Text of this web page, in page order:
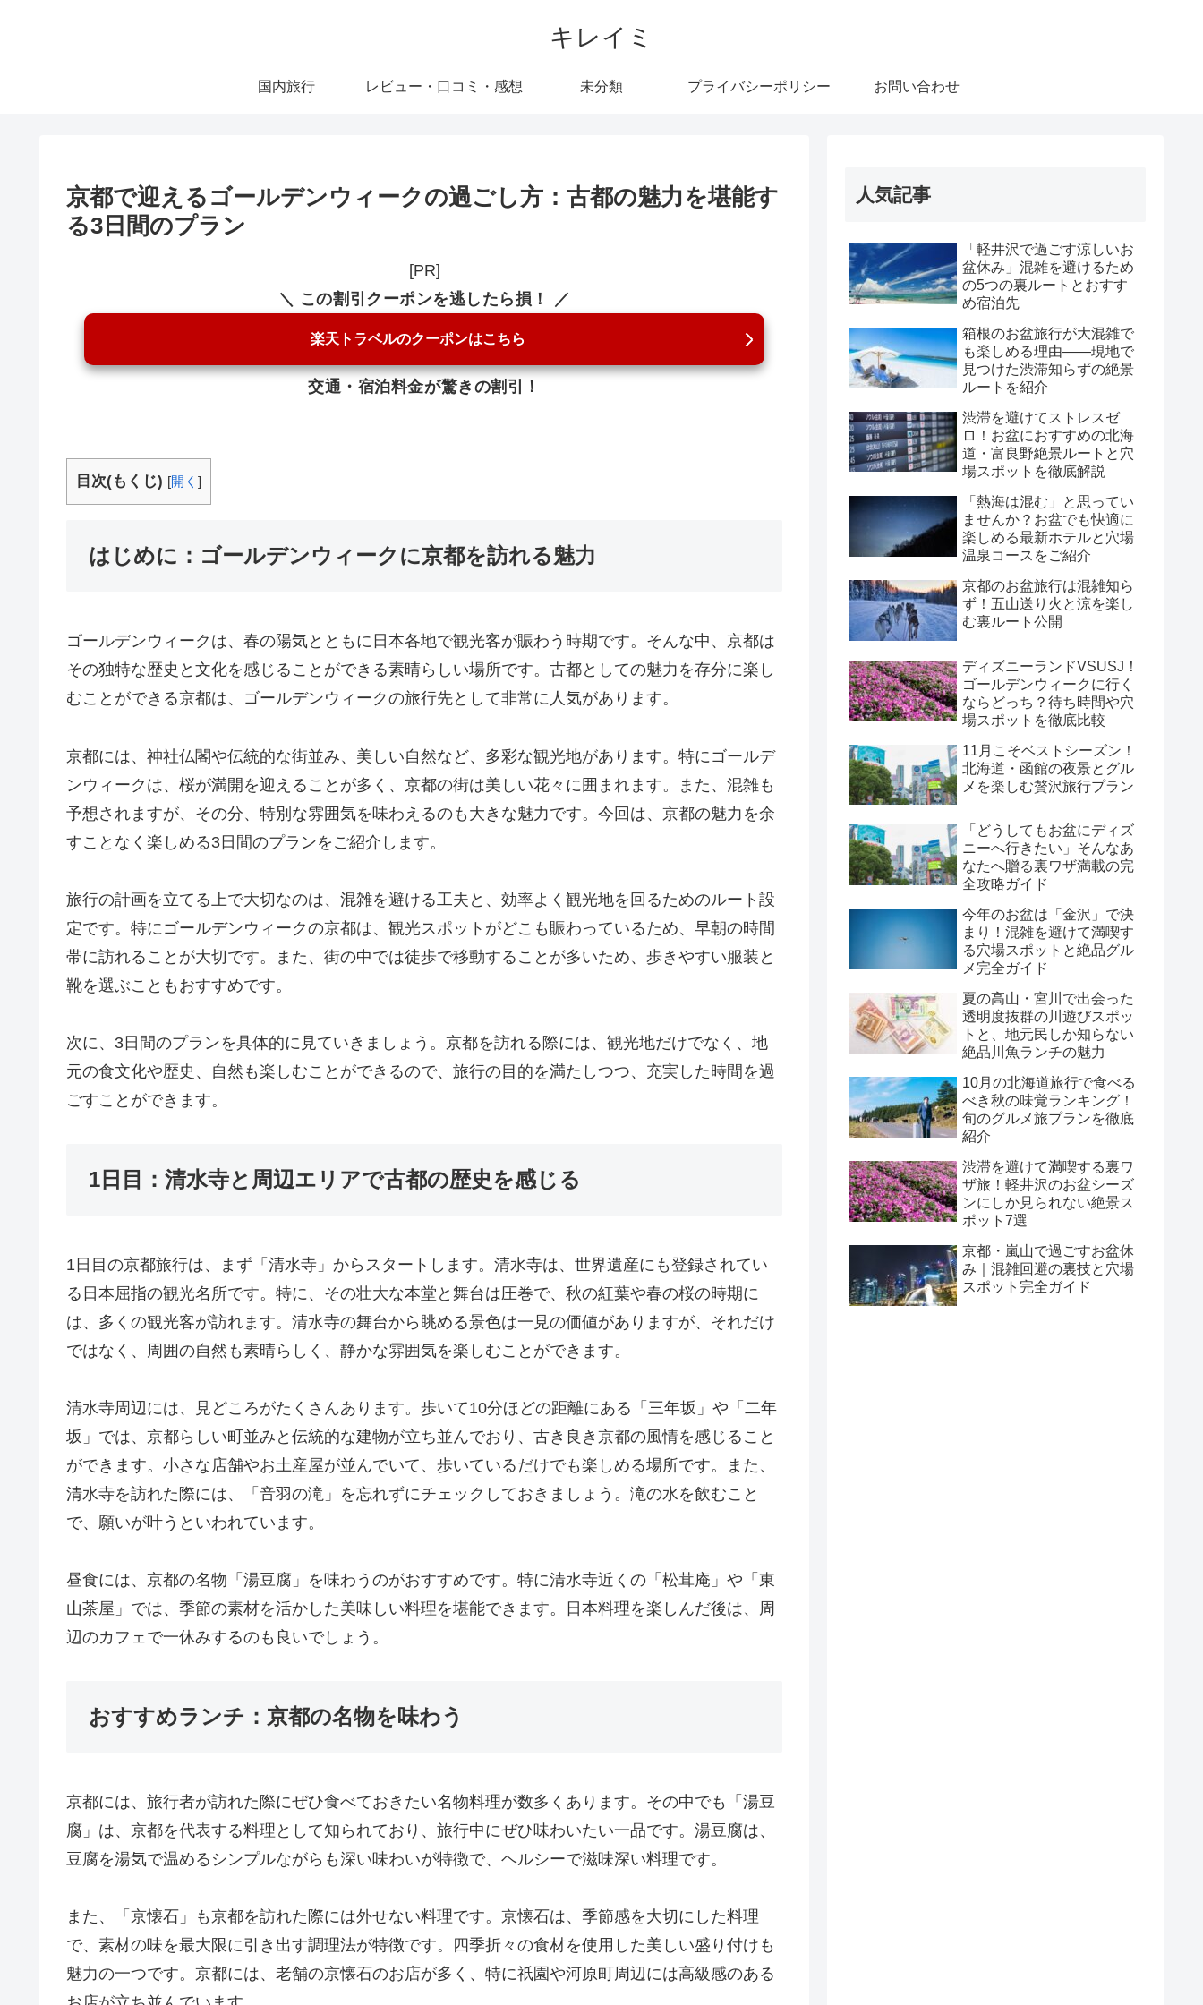
キレイミ
国内旅行 レビュー・口コミ・感想 未分類 プライバシーポリシー お問い合わせ
京都で迎えるゴールデンウィークの過ごし方：古都の魅力を堪能す
る3日間のプラン
[PR]
＼ この割引クーポンを逃したら損！ ／
楽天トラベルのクーポンはこちら
交通・宿泊料金が驚きの割引！
目次(もくじ) [開く ]
はじめに：ゴールデンウィークに京都を訪れる魅力
ゴールデンウィークは、春の陽気とともに日本各地で観光客が賑わう時期です。そんな中、京都は
その独特な歴史と文化を感じることができる素晴らしい場所です。古都としての魅力を存分に楽し
むことができる京都は、ゴールデンウィークの旅行先として非常に人気があります。
京都には、神社仏閣や伝統的な街並み、美しい自然など、多彩な観光地があります。特にゴールデ
ンウィークは、桜が満開を迎えることが多く、京都の街は美しい花々に囲まれます。また、混雑も
予想されますが、その分、特別な雰囲気を味わえるのも大きな魅力です。今回は、京都の魅力を余
すことなく楽しめる3日間のプランをご紹介します。
旅行の計画を立てる上で大切なのは、混雑を避ける工夫と、効率よく観光地を回るためのルート設
定です。特にゴールデンウィークの京都は、観光スポットがどこも賑わっているため、早朝の時間
帯に訪れることが大切です。また、街の中では徒歩で移動することが多いため、歩きやすい服装と
靴を選ぶこともおすすめです。
次に、3日間のプランを具体的に見ていきましょう。京都を訪れる際には、観光地だけでなく、地
元の食文化や歴史、自然も楽しむことができるので、旅行の目的を満たしつつ、充実した時間を過
ごすことができます。
1日目：清水寺と周辺エリアで古都の歴史を感じる
1日目の京都旅行は、まず「清水寺」からスタートします。清水寺は、世界遺産にも登録されてい
る日本屈指の観光名所です。特に、その壮大な本堂と舞台は圧巻で、秋の紅葉や春の桜の時期に
は、多くの観光客が訪れます。清水寺の舞台から眺める景色は一見の価値がありますが、それだけ
ではなく、周囲の自然も素晴らしく、静かな雰囲気を楽しむことができます。
清水寺周辺には、見どころがたくさんあります。歩いて10分ほどの距離にある「三年坂」や「二年
坂」では、京都らしい町並みと伝統的な建物が立ち並んでおり、古き良き京都の風情を感じること
ができます。小さな店舗やお土産屋が並んでいて、歩いているだけでも楽しめる場所です。また、
清水寺を訪れた際には、「音羽の滝」を忘れずにチェックしておきましょう。滝の水を飲むこと
で、願いが叶うといわれています。
昼食には、京都の名物「湯豆腐」を味わうのがおすすめです。特に清水寺近くの「松茸庵」や「東
山茶屋」では、季節の素材を活かした美味しい料理を堪能できます。日本料理を楽しんだ後は、周
辺のカフェで一休みするのも良いでしょう。
おすすめランチ：京都の名物を味わう
京都には、旅行者が訪れた際にぜひ食べておきたい名物料理が数多くあります。その中でも「湯豆
腐」は、京都を代表する料理として知られており、旅行中にぜひ味わいたい一品です。湯豆腐は、
豆腐を湯気で温めるシンプルながらも深い味わいが特徴で、ヘルシーで滋味深い料理です。
また、「京懐石」も京都を訪れた際には外せない料理です。京懐石は、季節感を大切にした料理
で、素材の味を最大限に引き出す調理法が特徴です。四季折々の食材を使用した美しい盛り付けも
魅力の一つです。京都には、老舗の京懐石のお店が多く、特に祇園や河原町周辺には高級感のある
人気記事
「軽井沢で過ごす涼しいお
盆休み」混雑を避けるため
の5つの裏ルートとおすす
め宿泊先
箱根のお盆旅行が大混雑で
も楽しめる理由――現地で
見つけた渋滞知らずの絶景
ルートを紹介
渋滞を避けてストレスゼ
ロ！お盆におすすめの北海
道・富良野絶景ルートと穴
場スポットを徹底解説
「熱海は混む」と思ってい
ませんか？お盆でも快適に
楽しめる最新ホテルと穴場
温泉コースをご紹介
京都のお盆旅行は混雑知ら
ず！五山送り火と涼を楽し
む裏ルート公開
ディズニーランドVSUSJ！
ゴールデンウィークに行く
ならどっち？待ち時間や穴
場スポットを徹底比較
11月こそベストシーズン！
北海道・函館の夜景とグル
メを楽しむ贅沢旅行プラン
「どうしてもお盆にディズ
ニーへ行きたい」そんなあ
なたへ贈る裏ワザ満載の完
全攻略ガイド
今年のお盆は「金沢」で決
まり！混雑を避けて満喫す
る穴場スポットと絶品グル
メ完全ガイド
夏の高山・宮川で出会った
透明度抜群の川遊びスポッ
トと、地元民しか知らない
絶品川魚ランチの魅力
10月の北海道旅行で食べる
べき秋の味覚ランキング！
旬のグルメ旅プランを徹底
紹介
渋滞を避けて満喫する裏ワ
ザ旅！軽井沢のお盆シーズ
ンにしか見られない絶景ス
ポット7選
京都・嵐山で過ごすお盆休
み｜混雑回避の裏技と穴場
スポット完全ガイド